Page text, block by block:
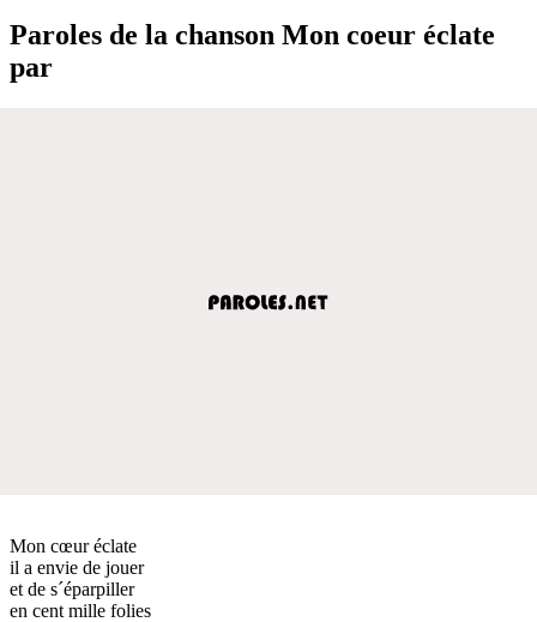
Paroles de la chanson Mon coeur éclate
par
Mon cœur éclate
il a envie de jouer
et de s´éparpiller
en cent mille folies